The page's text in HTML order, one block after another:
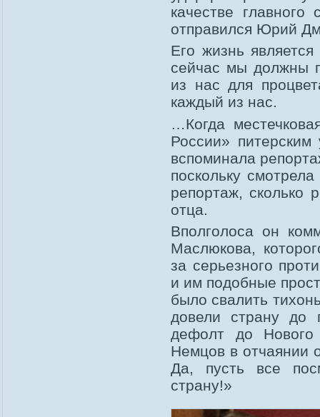
качестве
отправился Юрий
Его жизнь
сейчас мы должны
из нас для
каждый из нас.
…Когда
России»
вспоминала
поскольку
репортаж, сколько
отца.
Вполголоса он
Маслюкова,
за серьезного
и им подобные
было свалить
довели страну до
дефолт до Нового
Немцов в отчаянии
Да, пусть все
страну!»